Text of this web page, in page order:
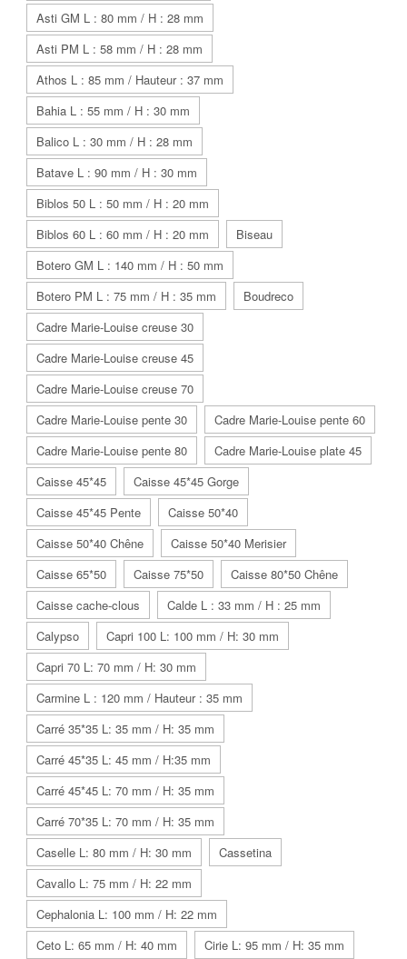
Asti GM L : 80 mm / H : 28 mm
Asti PM L : 58 mm / H : 28 mm
Athos L : 85 mm / Hauteur : 37 mm
Bahia L : 55 mm / H : 30 mm
Balico L : 30 mm / H : 28 mm
Batave L : 90 mm / H : 30 mm
Biblos 50 L : 50 mm / H : 20 mm
Biblos 60 L : 60 mm / H : 20 mm
Biseau
Botero GM L : 140 mm / H : 50 mm
Botero PM L : 75 mm / H : 35 mm
Boudreco
Cadre Marie-Louise creuse 30
Cadre Marie-Louise creuse 45
Cadre Marie-Louise creuse 70
Cadre Marie-Louise pente 30
Cadre Marie-Louise pente 60
Cadre Marie-Louise pente 80
Cadre Marie-Louise plate 45
Caisse 45*45
Caisse 45*45 Gorge
Caisse 45*45 Pente
Caisse 50*40
Caisse 50*40 Chêne
Caisse 50*40 Merisier
Caisse 65*50
Caisse 75*50
Caisse 80*50 Chêne
Caisse cache-clous
Calde L : 33 mm / H : 25 mm
Calypso
Capri 100 L: 100 mm / H: 30 mm
Capri 70 L: 70 mm / H: 30 mm
Carmine L : 120 mm / Hauteur : 35 mm
Carré 35*35 L: 35 mm / H: 35 mm
Carré 45*35 L: 45 mm / H:35 mm
Carré 45*45 L: 70 mm / H: 35 mm
Carré 70*35 L: 70 mm / H: 35 mm
Caselle L: 80 mm / H: 30 mm
Cassetina
Cavallo L: 75 mm / H: 22 mm
Cephalonia L: 100 mm / H: 22 mm
Ceto L: 65 mm / H: 40 mm
Cirie L: 95 mm / H: 35 mm